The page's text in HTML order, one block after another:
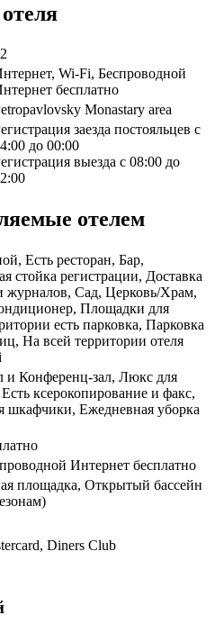
Wi-Fi, Беспроводной
бесплатно
Monastary area
заезда постояльцев с
до 00:00
выезда с 08:00 до
отелем
Есть ресторан, Бар,
стойка регистрации, Доставка
журналов, Сад, Церковь/Храм,
Площадки для
есть парковка, Парковка
На всей территории отеля
и Конференц-зал, Люкс для
ксерокопирование и факс,
шкафчики, Ежедневная уборка
Интернет бесплатно
площадка, Открытый бассейн
Diners Club